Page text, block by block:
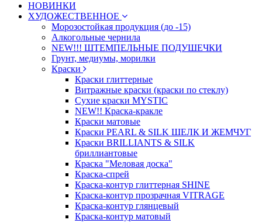
НОВИНКИ
ХУДОЖЕСТВЕННОЕ
Морозостойкая продукция (до -15)
Алкогольные чернила
NEW!!! ШТЕМПЕЛЬНЫЕ ПОДУШЕЧКИ
Грунт, медиумы, морилки
Краски
Краски глиттерные
Витражные краски (краски по стеклу)
Сухие краски MYSTIC
NEW!! Краска-кракле
Краски матовые
Краски PEARL & SILK ШЕЛК И ЖЕМЧУГ
Краски BRILLIANTS & SILK
бриллиантовые
Краска "Меловая доска"
Краска-спрей
Краска-контур глиттерная SHINE
Краска-контур прозрачная VITRAGE
Краска-контур глянцевый
Краска-контур матовый